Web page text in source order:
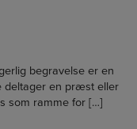
begravelse er en
deltager en præst eller
som ramme for […]